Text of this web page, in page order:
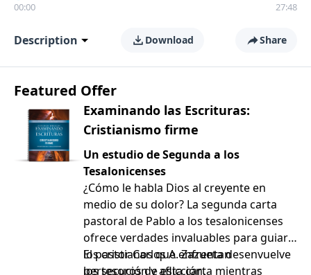
00:00 27:48
Description Download Share
Featured Offer
Examinando las Escrituras:
Cristianismo firme
Un estudio de Segunda a los
Tesalonicenses
¿Cómo le habla Dios al creyente en
medio de su dolor? La segunda carta
pastoral de Pablo a los tesalonicenses
ofrece verdades invaluables para guiar a
los cristianos que enfrentan
persecución y aflicción.
El pastor Carlos A. Zazueta desenvuelve
los tesoros de esta carta mientras